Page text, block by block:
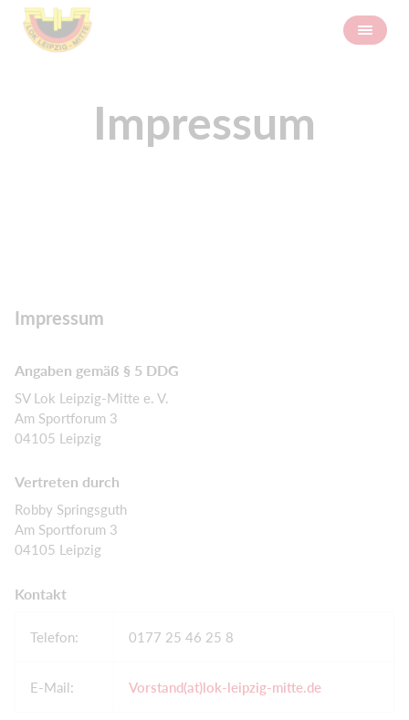
Impressum
Impressum
Angaben gemäß § 5 DDG
SV Lok Leipzig-Mitte e. V.
Am Sportforum 3
04105 Leipzig
Vertreten durch
Robby Springsguth
Am Sportforum 3
04105 Leipzig
Kontakt
Telefon: 0177 25 46 25 8
E-Mail: Vorstand(at)lok-leipzig-mitte.de